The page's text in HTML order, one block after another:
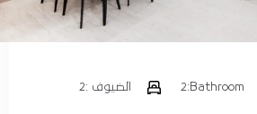
Bathroom:
2 الضيوف :2